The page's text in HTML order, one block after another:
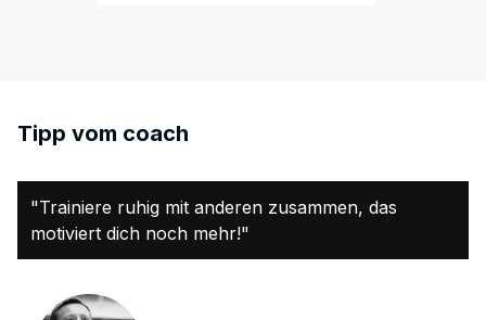
Tipp vom coach
"Trainiere ruhig mit anderen zusammen, das
motiviert dich noch mehr!"